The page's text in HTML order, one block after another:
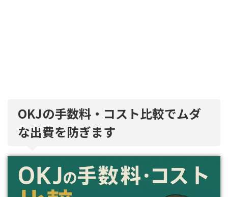
OKJの手数料・コスト比較でムダ
な出費を防ぎます